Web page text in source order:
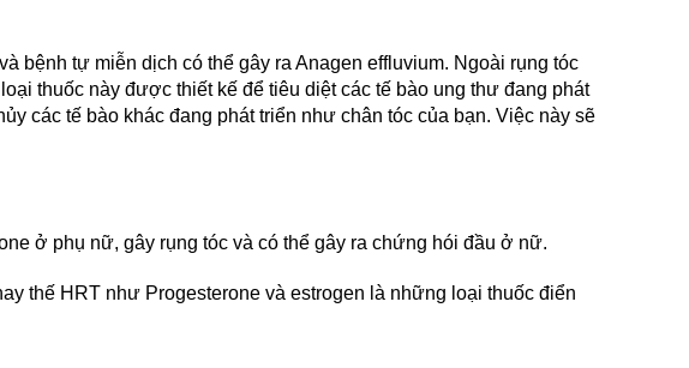
bệnh tự miễn dịch có thể gây ra Anagen effluvium. Ngoài rụng tóc
thuốc này được thiết kế để tiêu diệt các tế bào ung thư đang phát
các tế bào khác đang phát triển như chân tóc của bạn. Việc này sẽ
ở phụ nữ, gây rụng tóc và có thể gây ra chứng hói đầu ở nữ.
thế HRT như Progesterone và estrogen là những loại thuốc điển